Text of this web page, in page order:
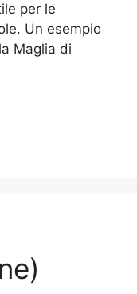
per le
Un esempio
Maglia di